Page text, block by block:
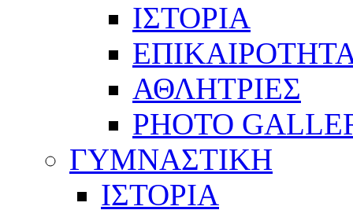
ΙΣΤΟΡΙΑ
ΑΘΛΗΤΡΙΕΣ
PHOTO
ΓΥΜΝΑΣΤΙΚΗ
ΙΣΤΟΡΙΑ